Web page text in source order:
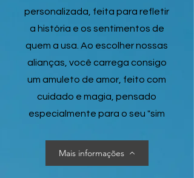
personalizada, feita para refletir
a história e os sentimentos de
quem a usa. Ao escolher nossas
alianças, você carrega consigo
um amuleto de amor, feito com
cuidado e magia, pensado
especialmente para o seu "sim
Mais informações